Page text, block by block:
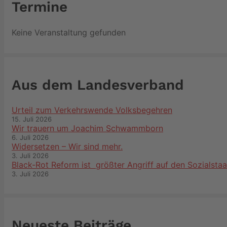
Termine
Keine Veranstaltung gefunden
Aus dem Landesverband
Urteil zum Verkehrswende Volksbegehren
15. Juli 2026
Wir trauern um Joachim Schwammborn
6. Juli 2026
Widersetzen – Wir sind mehr.
3. Juli 2026
Black-Rot Reform ist größter Angriff auf den
3. Juli 2026